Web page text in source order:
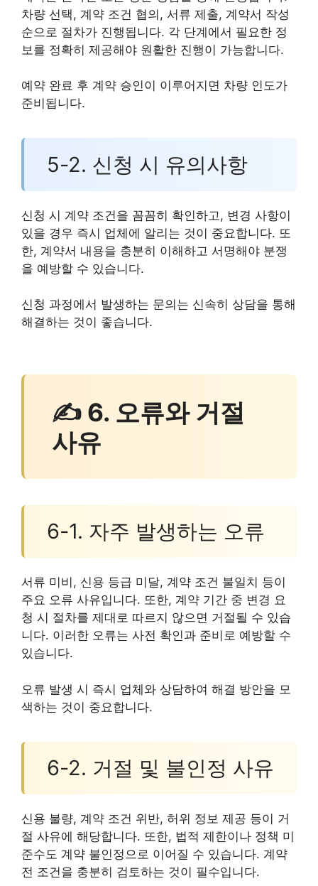
차량 선택, 계약 조건 협의, 서류 제출, 계약서 작성
순으로 절차가 진행됩니다. 각 단계에서 필요한 정
보를 정확히 제공해야 원활한 진행이 가능합니다.
예약 완료 후 계약 승인이 이루어지면 차량 인도가
준비됩니다.
5-2. 신청 시 유의사항
신청 시 계약 조건을 꼼꼼히 확인하고, 변경 사항이
있을 경우 즉시 업체에 알리는 것이 중요합니다. 또
한, 계약서 내용을 충분히 이해하고 서명해야 분쟁
을 예방할 수 있습니다.
신청 과정에서 발생하는 문의는 신속히 상담을 통해
해결하는 것이 좋습니다.
✍ 6. 오류와 거절
사유
6-1. 자주 발생하는 오류
서류 미비, 신용 등급 미달, 계약 조건 불일치 등이
주요 오류 사유입니다. 또한, 계약 기간 중 변경 요
청 시 절차를 제대로 따르지 않으면 거절될 수 있습
니다. 이러한 오류는 사전 확인과 준비로 예방할 수
있습니다.
오류 발생 시 즉시 업체와 상담하여 해결 방안을 모
색하는 것이 중요합니다.
6-2. 거절 및 불인정 사유
신용 불량, 계약 조건 위반, 허위 정보 제공 등이 거
절 사유에 해당합니다. 또한, 법적 제한이나 정책 미
준수도 계약 불인정으로 이어질 수 있습니다. 계약
전 조건을 충분히 검토하는 것이 필수입니다.